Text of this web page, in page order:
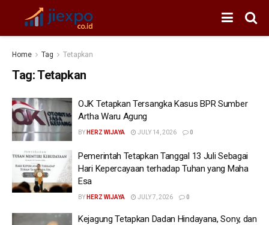
Home Tag Tetapkan
Tag:Tetapkan
OJK Tetapkan Tersangka Kasus BPR Sumber
Artha Waru Agung
BY HERZ WIJAYA JULY 14, 2026 0
Pemerintah Tetapkan Tanggal 13 Juli Sebagai
Hari Kepercayaan terhadap Tuhan yang Maha
Esa
BY HERZ WIJAYA JULY 7, 2026 0
Kejagung Tetapkan Dadan Hindayana, Sony, dan